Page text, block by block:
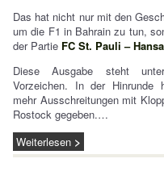
Das hat nicht nur mit den
um die F1 in Bahrain zu tun,
der Partie FC St. Pauli –
Diese Ausgabe steht
Vorzeichen. In der Hinrunde
mehr Ausschreitungen mit
Rostock gegeben.…
Weiterlesen